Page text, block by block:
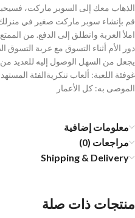
الذهاب معك إلى السوبر ماركت،
قم بإنشاء سوبر ماركت صغير في
املأ العربة وانطلق إلى الدفع. من
دور الأم أثناء التسوق مع عربة
يجعل من السهل الوصول إليه للعديد من
غوفئة اللعبة: ألعاب تنكريةالفئة
الموصى به: كل الأعمار
معلومات إضافية
مراجعات (0)
Shipping & Delivery
منتجات ذات صلة